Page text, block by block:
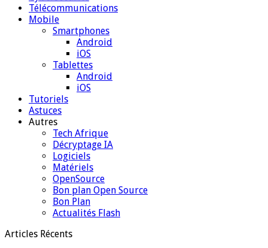
Télécommunications
Mobile
Smartphones
Android
iOS
Tablettes
Android
iOS
Tutoriels
Astuces
Autres
Tech Afrique
Décryptage IA
Logiciels
Matériels
OpenSource
Bon plan Open Source
Bon Plan
Actualités Flash
Articles Récents